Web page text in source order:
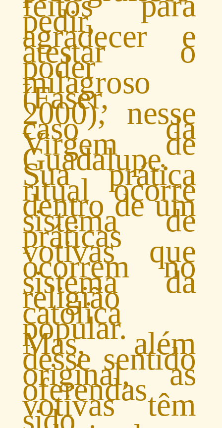
pedir,
agradecer e
atestar o
poder
milagroso
(Faser,
2000), nesse
caso da
Virgem de
Guadalupe.
Sua prática
ritual ocorre
dentro de um
sistema de
práticas
votivas que
ocorrem no
sistema da
religião
católica
popular.
Mas, além
desse sentido
original, as
oferendas
votivas têm
sido